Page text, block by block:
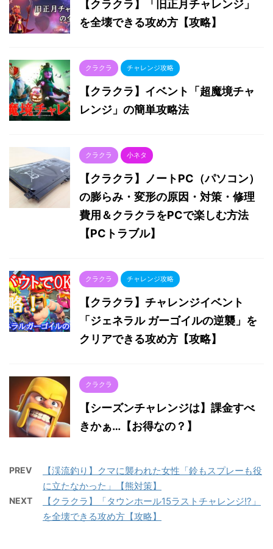
【クラクラ】「旧正月チャレンジ」
を全壊できる攻め方【攻略】
クラクラ チャレンジ攻略
【クラクラ】イベント「超魔境チャ
レンジ」の簡単攻略法
クラクラ 小ネタ
【クラクラ】ノートPC（パソコン）
の膨らみ・変形の原因・対策・修理
費用＆クラクラをPCで楽しむ方法
【PCトラブル】
クラクラ チャレンジ攻略
【クラクラ】チャレンジイベント
「ジェネラル ガーゴイルの逆襲」を
クリアできる攻め方【攻略】
クラクラ
【シーズンチャレンジは】課金すべ
きかぁ…【お得なの？】
PREV
【渓流釣り】クマに襲われた女性「鈴もスプレーも役
に立たなかった」【熊対策】
NEXT
【クラクラ】「タウンホール15ラストチャレンジ!?」
を全壊できる攻め方【攻略】